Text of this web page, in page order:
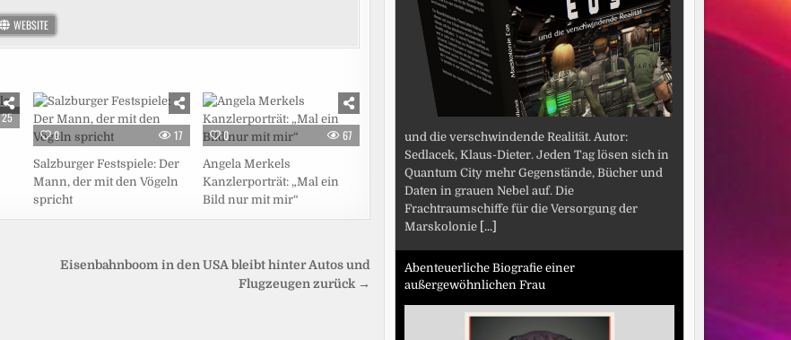
WEBSITE
25
0 17
Salzburger Festspiele: Der
Mann, der mit den Vögeln
spricht
0 67
Angela Merkels
Kanzlerporträt: „Mal ein
Bild nur mit mir“
Eisenbahnboom in den USA bleibt hinter Autos und
Flugzeugen zurück →
und die verschwindende Realität. Autor:
Sedlacek, Klaus-Dieter. Jeden Tag lösen sich in
Quantum City mehr Gegenstände, Bücher und
Daten in grauen Nebel auf. Die
Frachtraumschiffe für die Versorgung der
Marskolonie [...]
Abenteuerliche Biografie einer
außergewöhnlichen Frau